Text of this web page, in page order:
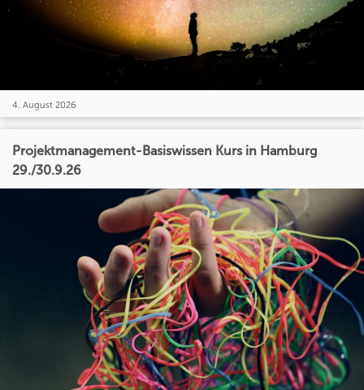
4. August 2026
Projektmanagement-Basiswissen Kurs in Hamburg
29./30.9.26